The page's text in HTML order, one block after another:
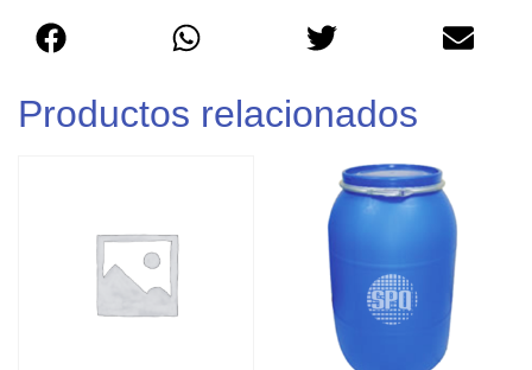
Productos relacionados